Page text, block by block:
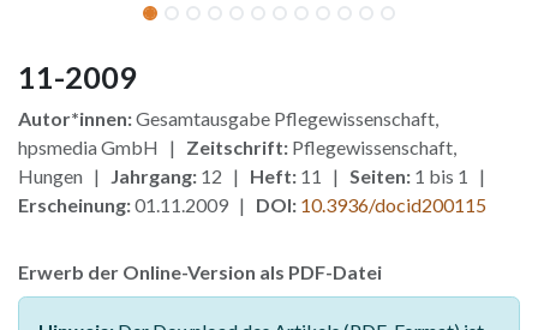
11-2009
Autor*innen:Gesamtausgabe Pflegewissenschaft,
hpsmedia GmbH | Zeitschrift: Pflegewissenschaft,
Hungen | Jahrgang: 12 | Heft: 11 | Seiten: 1 bis 1 |
Erscheinung:01.11.2009 | DOI: 10.3936/docid200115
Erwerb der Online-Version als PDF-Datei